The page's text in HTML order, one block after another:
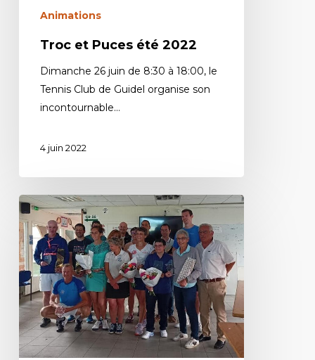
Animations
Troc et Puces été 2022
Dimanche 26 juin de 8:30 à 18:00, le
Tennis Club de Guidel organise son
incontournable…
4 juin 2022